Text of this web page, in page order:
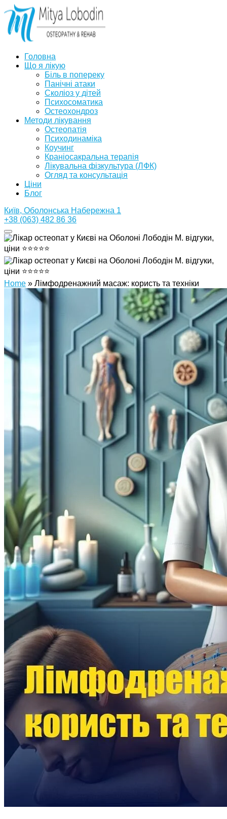
Головна
Що я лікую
Біль в попереку
Панічні атаки
Сколіоз у дітей
Психосоматика
Остеохондроз
Методи лікування
Остеопатія
Психодинаміка
Коучинг
Краніосакральна терапія
Лікувальна фізкультура (ЛФК)
Огляд та консультація
Ціни
Блог
Київ, Оболонська Набережна 1
+38 (063) 482 86 36
Home » Лімфодренажний масаж: користь та техніки